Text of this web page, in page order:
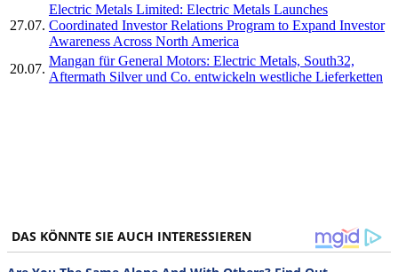
27.07.
Electric Metals Limited: Electric Metals Launches
Coordinated Investor Relations Program to Expand Investor
Awareness Across North America
20.07.
Mangan für General Motors: Electric Metals, South32,
Aftermath Silver und Co. entwickeln westliche Lieferketten